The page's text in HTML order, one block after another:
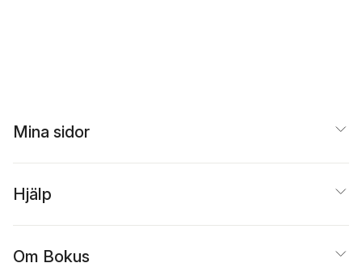
Mina sidor
Hjälp
Om Bokus